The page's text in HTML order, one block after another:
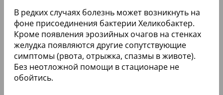
В редких случаях болезнь может возникнуть на
фоне присоединения бактерии Хеликобактер.
Кроме появления эрозийных очагов на стенках
желудка появляются другие сопутствующие
симптомы (рвота, отрыжка, спазмы в животе).
Без неотложной помощи в стационаре не
обойтись.